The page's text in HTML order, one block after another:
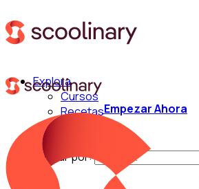
Explora
Cursos
Recetas
Buscar por:
Empezar Ahora